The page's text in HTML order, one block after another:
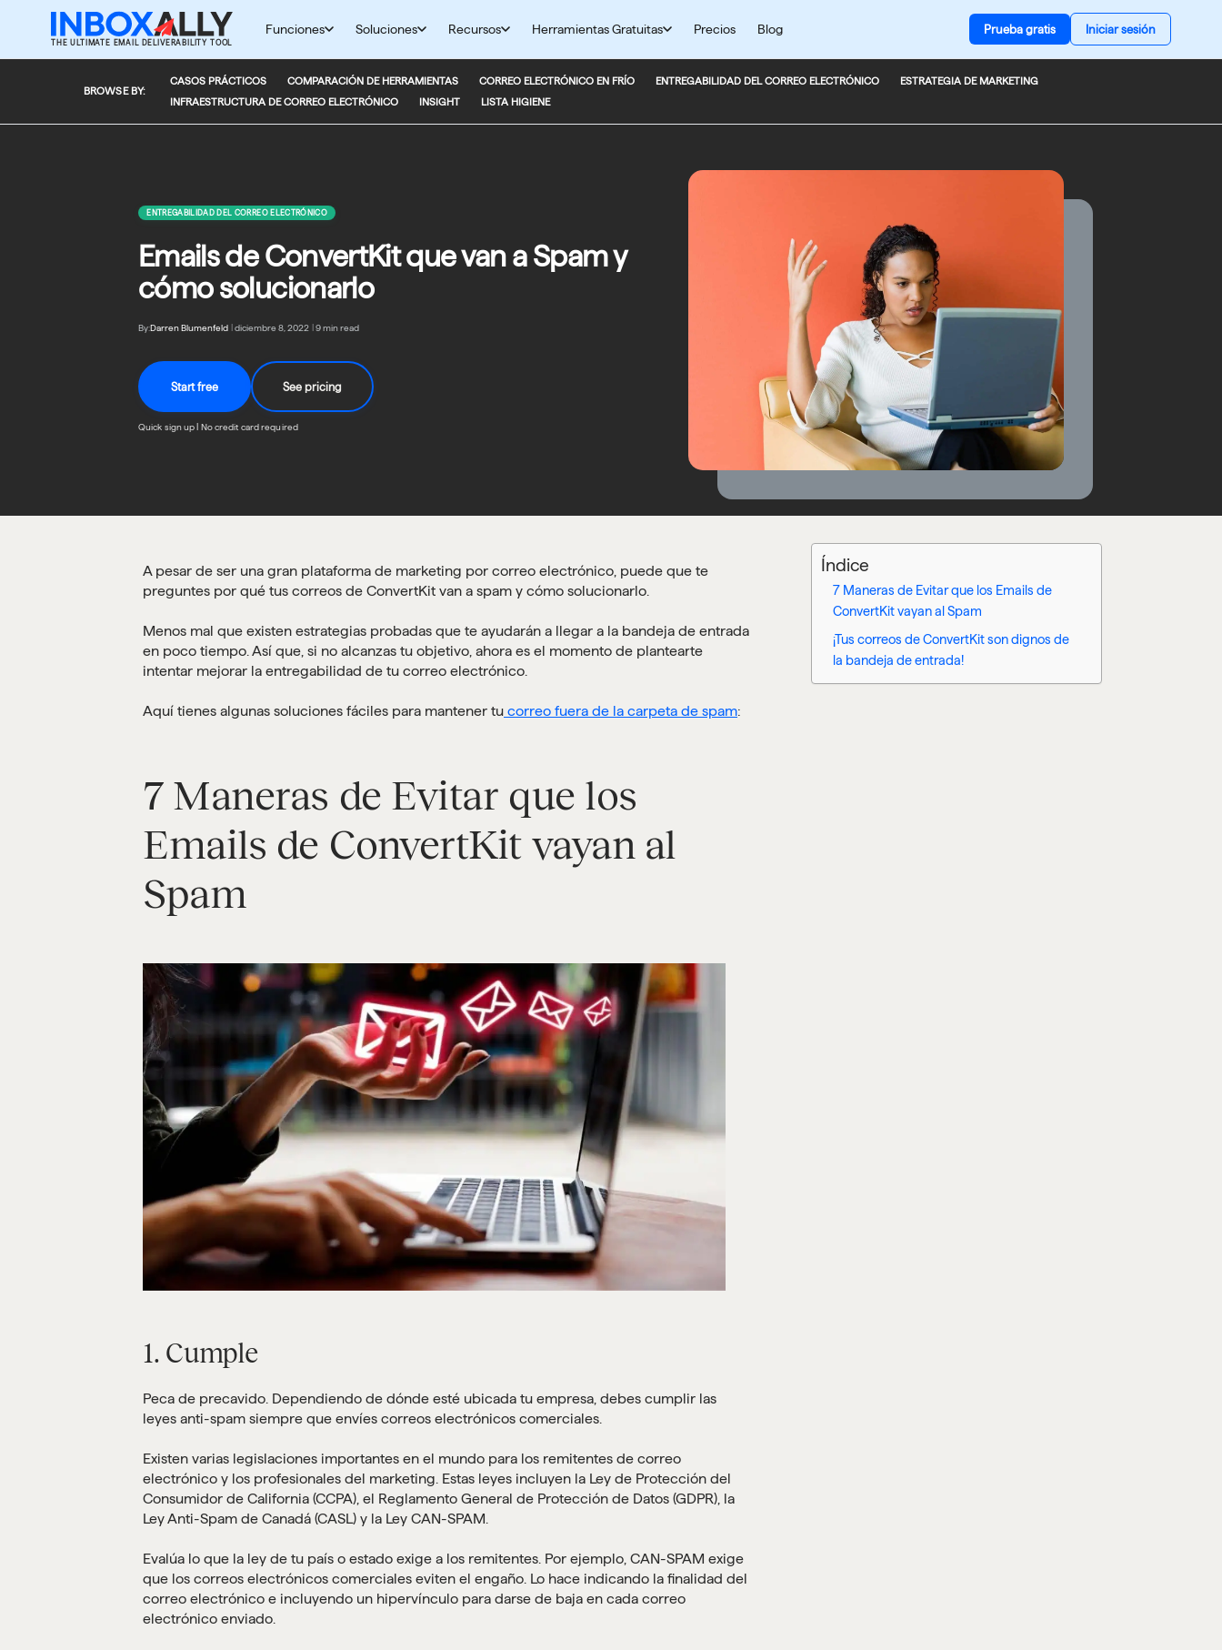
contenidoTHE ULTIMATE EMAIL DELIVERABILITY TOOL
Funciones Soluciones Recursos Herramientas Gratuitas Precios Blog Prueba gratis Iniciar sesión
BROWSE BY:
CASOS PRÁCTICOS COMPARACIÓN DE HERRAMIENTAS CORREO ELECTRÓNICO EN FRÍO ENTREGABILIDAD DEL CORREO ELECTRÓNICO
ESTRATEGIA DE MARKETING
INFRAESTRUCTURA DE CORREO ELECTRÓNICO
INSIGHT LISTA HIGIENE
ENTREGABILIDAD DEL CORREO ELECTRÓNICO
Emails de ConvertKit que van a Spam y
cómo solucionarlo
By:Darren Blumenfeld diciembre 8, 2022 9 min read
Start free See pricing
Quick sign up | No credit card required
A pesar de ser una gran plataforma de marketing por correo electrónico, puede que te
preguntes por qué tus correos de ConvertKit van a spam y cómo solucionarlo.
Menos mal que existen estrategias probadas que te ayudarán a llegar a la bandeja de entrada
en poco tiempo. Así que, si no alcanzas tu objetivo, ahora es el momento de plantearte
intentar mejorar la entregabilidad de tu correo electrónico.
Aquí tienes algunas soluciones fáciles para mantener tu correo fuera de la carpeta de spam:
7 Maneras de Evitar que los
Emails de ConvertKit vayan al
Spam
1. Cumple
Peca de precavido. Dependiendo de dónde esté ubicada tu empresa, debes cumplir las
leyes anti-spam siempre que envíes correos electrónicos comerciales.
Existen varias legislaciones importantes en el mundo para los remitentes de correo
electrónico y los profesionales del marketing. Estas leyes incluyen la Ley de Protección del
Consumidor de California (CCPA), el Reglamento General de Protección de Datos (GDPR), la
Ley Anti-Spam de Canadá (CASL) y la Ley CAN-SPAM.
Evalúa lo que la ley de tu país o estado exige a los remitentes. Por ejemplo, CAN-SPAM exige
que los correos electrónicos comerciales eviten el engaño. Lo hace indicando la finalidad del
correo electrónico e incluyendo un hipervínculo para darse de baja en cada correo
electrónico enviado.
Índice
7 Maneras de Evitar que los Emails de
ConvertKit vayan al Spam
¡Tus correos de ConvertKit son dignos de
la bandeja de entrada!